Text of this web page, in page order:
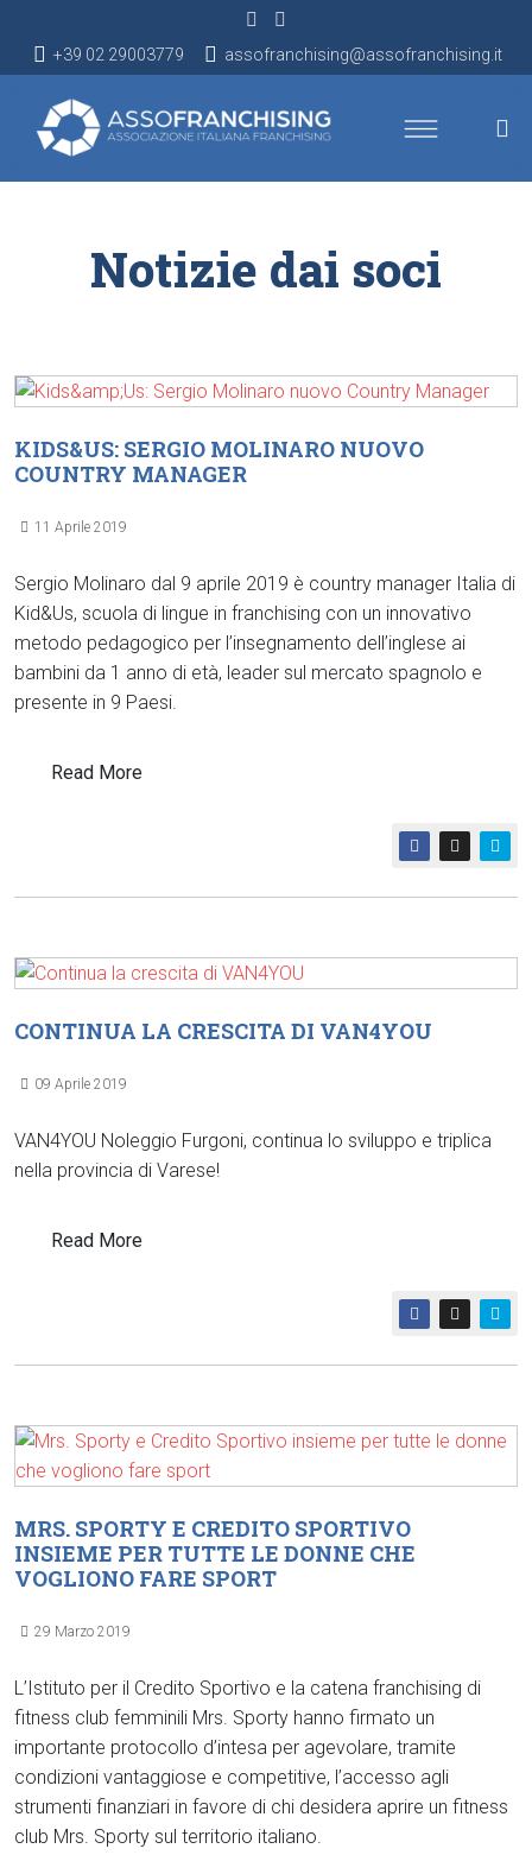
+39 02 29003779 assofranchising@assofranchising.it
Notizie dai soci
KIDS&US: SERGIO MOLINARO NUOVO
COUNTRY MANAGER
11 Aprile 2019
Sergio Molinaro dal 9 aprile 2019 è country manager Italia di
Kid&Us, scuola di lingue in franchising con un innovativo
metodo pedagogico per l’insegnamento dell’inglese ai
bambini da 1 anno di età, leader sul mercato spagnolo e
presente in 9 Paesi.
Read More
CONTINUA LA CRESCITA DI VAN4YOU
09 Aprile 2019
VAN4YOU Noleggio Furgoni, continua lo sviluppo e triplica
nella provincia di Varese!
Read More
MRS. SPORTY E CREDITO SPORTIVO
INSIEME PER TUTTE LE DONNE CHE
VOGLIONO FARE SPORT
29 Marzo 2019
L’Istituto per il Credito Sportivo e la catena franchising di
fitness club femminili Mrs. Sporty hanno firmato un
importante protocollo d’intesa per agevolare, tramite
condizioni vantaggiose e competitive, l’accesso agli
strumenti finanziari in favore di chi desidera aprire un fitness
club Mrs. Sporty sul territorio italiano.